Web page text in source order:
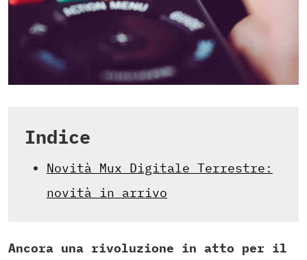
Indice
Novità Mux Digitale Terrestre:
novità in arrivo
Ancora una rivoluzione in atto per il